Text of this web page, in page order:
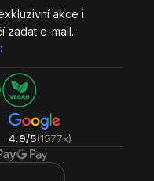
akce i
zadat e-mail.
4.9/5(1577x)